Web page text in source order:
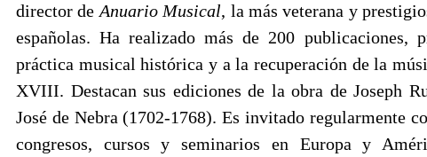
director de Anuario Musical, la más veterana y
españolas. Ha realizado más de 200 publicaciones,
práctica musical histórica y a la recuperación de la
XVIII. Destacan sus ediciones de la obra de Joseph
José de Nebra (1702-1768). Es invitado regularmente
congresos, cursos y seminarios en Europa y